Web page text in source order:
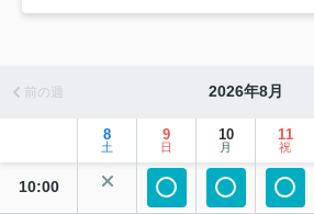
前の週 2026年8月
8
土
9
日
10
月
11
祝
10:00